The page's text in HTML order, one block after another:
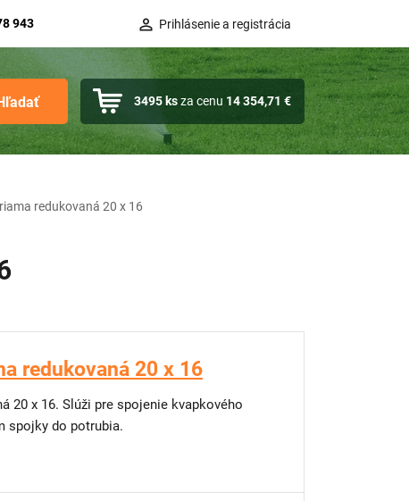
943 Prihlásenie a registrácia
3495ksza cenu 14 354,71 €
redukovaná 20 x 16
redukovaná 20 x 16
20 x 16. Slúži pre spojenie kvapkového
spojky do potrubia.